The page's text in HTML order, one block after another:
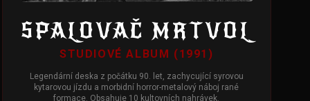
SPALOVAČ MRTVOL
STUDIOVÉ ALBUM (1991)
Legendární deska z počátku 90. let, zachycující syrovou
kytarovou jízdu a morbidní horror-metalový náboj rané
formace. Obsahuje 10 kultovních nahrávek.